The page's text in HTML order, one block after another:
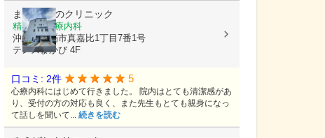
まかび 心のクリニック
精神科, 心療内科
沖縄県那覇市真嘉比1丁目7番1号
テンズまかび 4F
口コミ: 2件 5
心療内科にはじめて行きました。 院内はとても清潔感があ
り、受付の方の対応も良く、また先生もとても親身になっ
て話しを聞いて... 続きを読む